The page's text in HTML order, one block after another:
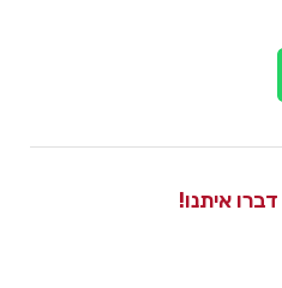
דברו איתנו!